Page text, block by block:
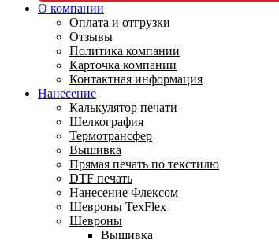
О компании
Оплата и отгрузки
Отзывы
Политика компании
Карточка компании
Контактная информация
Нанесение
Калькулятор печати
Шелкография
Термотрансфер
Вышивка
Прямая печать по текстилю
DTF печать
Нанесение Флексом
Шевроны TexFlex
Шевроны
Вышивка